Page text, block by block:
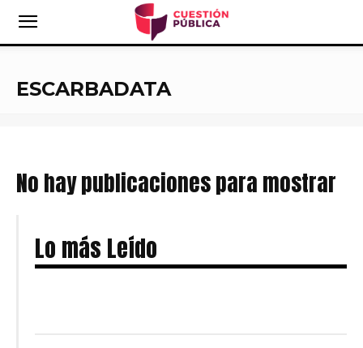
ESCARBADATA
No hay publicaciones para mostrar
Lo más Leído